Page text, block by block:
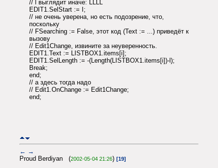
// l выглядит иначе: LLLL
EDIT1.SelStart := I;
// не очень уверена, но есть подозрение, что,
поскольку
// FSearching := False, этот код (Text := ...) приведёт к
вызову
// Edit1Change, извините за неуверенность.
EDIT1.Text := LISTBOX1.items[i];
EDIT1.SelLength := -(Length(LISTBOX1.items[i])-l);
Break;
end;
// а здесь тогда надо
// Edit1.OnChange := Edit1Change;
end;
← →
Proud Berdiyan (2002-05-04 21:26) [19]